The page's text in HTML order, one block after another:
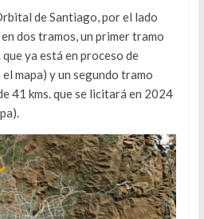
de Santiago, por el lado
dos tramos, un primer tramo
que ya está en proceso de
mapa) y un segundo tramo
41 kms. que se licitará en 2024